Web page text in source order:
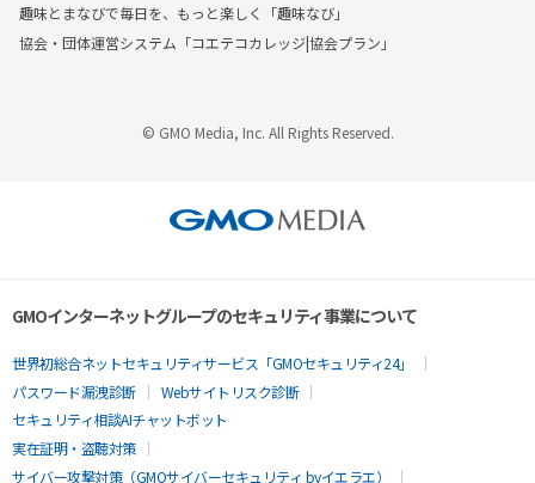
趣味とまなびで毎日を、もっと楽しく「趣味なび」
協会・団体運営システム「コエテコカレッジ|協会プラン」
© GMO Media, Inc. All Rights Reserved.
GMOインターネットグループのセキュリティ事業について
世界初総合ネットセキュリティサービス「GMOセキュリティ24」
パスワード漏洩診断
Webサイトリスク診断
セキュリティ相談AIチャットボット
実在証明・盗聴対策
サイバー攻撃対策（GMOサイバーセキュリティ byイエラエ）